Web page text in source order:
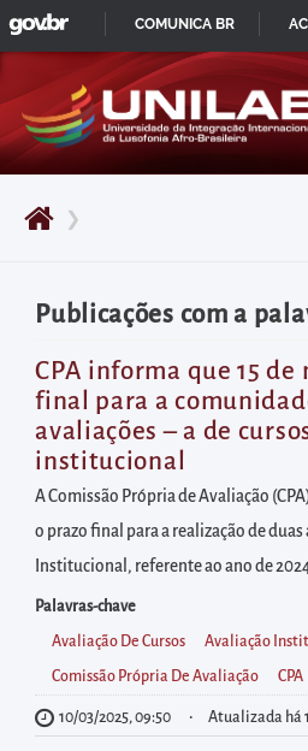
Pular
para
início
do
principal
Acessar
diretamente
o
menu
principal
Acessar
diretamente
à
área
para
realizar
buscas
❯
Publicações com a
CPA informa que 15 de
final para a
avaliações – a de
institucional
A Comissão Própria de Avaliação
o prazo final para a realização de
Institucional, referente ao ano de
Palavras-chave
Avaliação De Cursos Avaliação
Comissão Própria De Avaliação CPA
10/03/2025, 09:50 Atualizada há
IR
PARA
GOVBR
COMUNICA BR